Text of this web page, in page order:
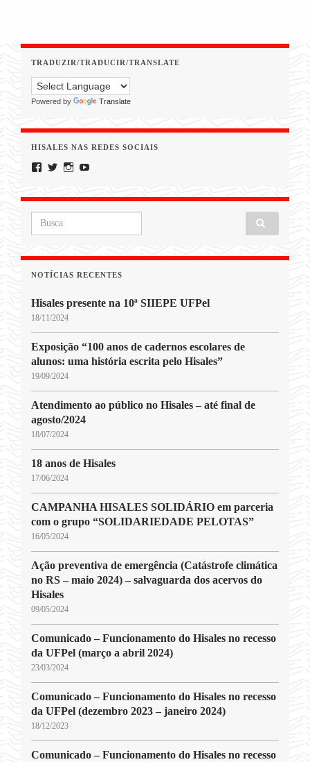
TRADUZIR/TRADUCIR/TRANSLATE
Powered by Translate
HISALES NAS REDES SOCIAIS
Facebook
TwitterInstagram
Search for:
NOTÍCIAS RECENTES
Hisales presente na 10ª SIIEPE UFPel
18/11/2024
Exposição “100 anos de cadernos escolares de
alunos: uma história escrita pelo Hisales”
19/09/2024
Atendimento ao público no Hisales – até final de
agosto/2024
18/07/2024
18 anos de Hisales
17/06/2024
CAMPANHA HISALES SOLIDÁRIO em parceria
com o grupo “SOLIDARIEDADE PELOTAS”
16/05/2024
Ação preventiva de emergência (Catástrofe climática
no RS – maio 2024) – salvaguarda dos acervos do
Hisales
09/05/2024
Comunicado – Funcionamento do Hisales no recesso
da UFPel (março a abril 2024)
23/03/2024
Comunicado – Funcionamento do Hisales no recesso
da UFPel (dezembro 2023 – janeiro 2024)
18/12/2023
Comunicado – Funcionamento do Hisales no recesso